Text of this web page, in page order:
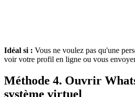
Idéal si : Vous ne voulez pas qu'une
voir votre profil en ligne ou vous envoyer
Méthode 4. Ouvrir
système virtuel